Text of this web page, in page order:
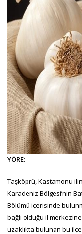
YÖRE:
Taşköprü, Kastamonu
Karadeniz Bölgesi’nin
Bölümü içerisinde
bağlı olduğu il merkezine
uzaklıkta bulunan bu